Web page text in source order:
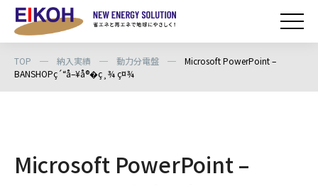
TOP ─ 納入実績 ─ 動力分電盤 ─ Microsoft PowerPoint –
BANSHOPç´“å–¥å®�ç¸¾ ç¤¾
Microsoft PowerPoint –